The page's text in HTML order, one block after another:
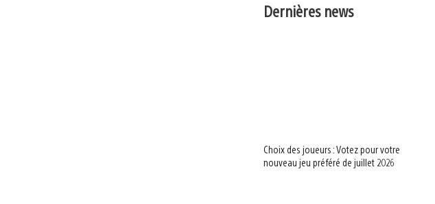
Dernières news
Choix des joueurs : Votez pour votre
nouveau jeu préféré de juillet 2026